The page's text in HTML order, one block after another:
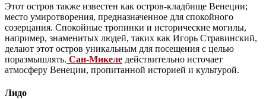
Этот остров также известен как остров-кладбище Венеции;
место умиротворения, предназначенное для спокойного
созерцания. Спокойные тропинки и исторические могилы,
например, знаменитых людей, таких как Игорь Стравинский,
делают этот остров уникальным для посещения с целью
поразмышлять. Сан-Микеле действительно источает
атмосферу Венеции, пропитанной историей и культурой.
Лидо